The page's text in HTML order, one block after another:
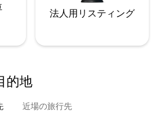
法人用リスティング
的⁠地
近場の旅行先